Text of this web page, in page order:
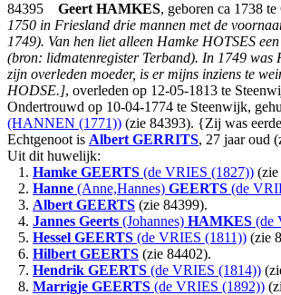
84395 Geert HAMKES, geboren ca 1738
1750 in Friesland drie mannen met de
1749). Van hen liet alleen Hamke HOTSES
(bron: lidmatenregister Terband). In 1749
zijn overleden moeder, is er mijns inziens te
HODSE.], overleden op 12-05-1813 te
Ondertrouwd op 10-04-1774 te Steenwijk,
(HANNEN (1771)) (zie 84393). {Zij was
Echtgenoot is Albert GERRITS, 27 jaar oud
Uit dit huwelijk:
1. Hamke GEERTS (de VRIES (1827)) (zie
2. Hanne (Anne,Hannes) GEERTS (de
3. Albert GEERTS (zie 84399).
4. Jannes Geerts (Johannes) HAMKES (de
5. Hessel GEERTS (de VRIES (1811)) (zie
6. Hilbert GEERTS (zie 84402).
7. Hendrik GEERTS (de VRIES (1814))
8. Marrigje GEERTS (de VRIES (1892))